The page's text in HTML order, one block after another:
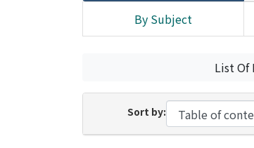
By Subject
List Of
Sort by: